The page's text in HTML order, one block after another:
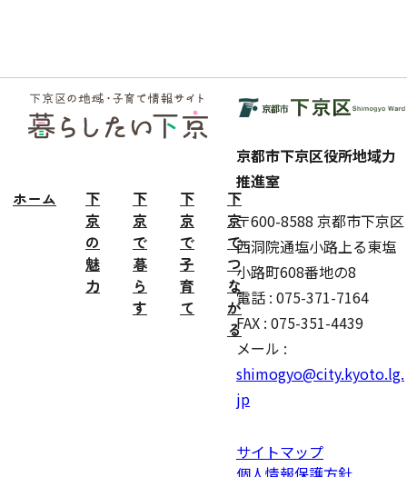
フッ
ター
ホーム
下
京
の
魅
力
下
京
で
暮
ら
す
下
京
で
子
育
て
下
京
で
つ
な
が
る
京都市下京区役所地域力
推進室
〒600-8588 京都市下京区
西洞院通塩小路上る東塩
小路町608番地の8
電話 : 075-371-7164
FAX : 075-351-4439
メール :
shimogyo@city.kyoto.lg.
jp
サイトマップ